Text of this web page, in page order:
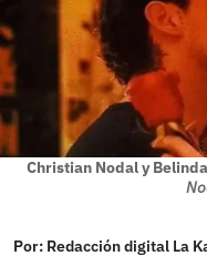
Christian Nodal y
Por: Redacción digital La